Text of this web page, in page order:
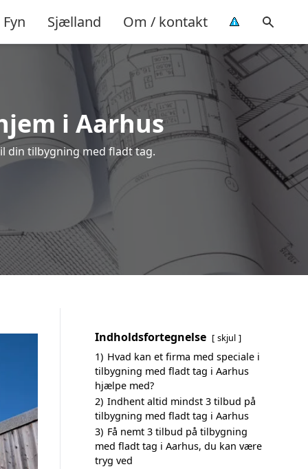
Fyn Sjælland Om / kontakt
i Aarhus
din tilbygning med fladt tag.
Indholdsfortegnelse skjul
1) Hvad kan et firma med speciale i
tilbygning med fladt tag i Aarhus
hjælpe med?
2) Indhent altid mindst 3 tilbud på
tilbygning med fladt tag i Aarhus
3) Få nemt 3 tilbud på tilbygning
med fladt tag i Aarhus, du kan være
tryg ved